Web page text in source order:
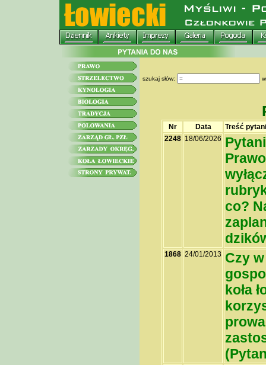
szukaj słów:
Nr Data
Treść
2248 18/06/2026
co?
1868 24/01/2013 Czy
koła
(